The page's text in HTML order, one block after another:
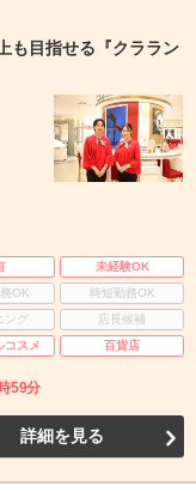
も目指せる『クララン
未経験OK
OK
時短勤務OK
ング
店長候補
コスメ 百貨店
59分
詳細を見る